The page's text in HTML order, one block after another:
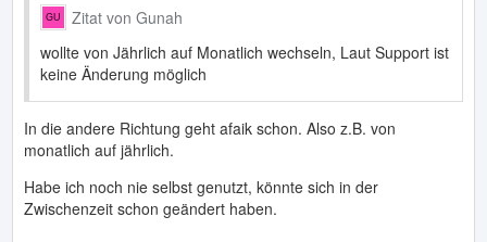
Zitat von Gunah
wollte von Jährlich auf Monatlich wechseln, Laut Support ist
keine Änderung möglich
In die andere Richtung geht afaik schon. Also z.B. von
monatlich auf jährlich.
Habe ich noch nie selbst genutzt, könnte sich in der
Zwischenzeit schon geändert haben.